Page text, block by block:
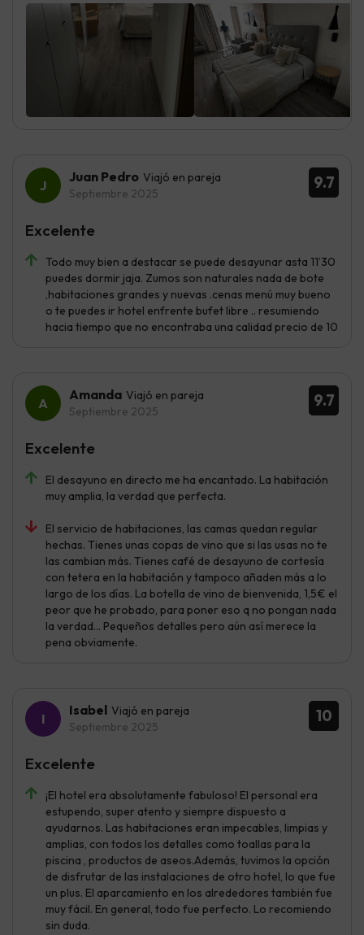
9.7
Juan Pedro Viajó en pareja
Septiembre 2025
Todo muy bien a destacar se puede desayunar asta 11’30
puedes dormir jaja. Zumos son naturales nada de bote
,habitaciones grandes y nuevas .cenas menú muy bueno
o te puedes ir hotel enfrente bufet libre .. resumiendo
hacia tiempo que no encontraba una calidad precio de 10
Excelente
9.7
Amanda Viajó en pareja
Septiembre 2025
El desayuno en directo me ha encantado. La habitación
muy amplia, la verdad que perfecta.
El servicio de habitaciones, las camas quedan regular
hechas. Tienes unas copas de vino que si las usas no te
las cambian más. Tienes café de desayuno de cortesía
con tetera en la habitación y tampoco añaden más a lo
largo de los días. La botella de vino de bienvenida, 1,5€ el
peor que he probado, para poner eso q no pongan nada
la verdad... Pequeños detalles pero aún así merece la
pena obviamente.
Excelente
10
Isabel Viajó en pareja
Septiembre 2025
¡El hotel era absolutamente fabuloso! El personal era
estupendo, super atento y siempre dispuesto a
ayudarnos. Las habitaciones eran impecables, limpias y
amplias, con todos los detalles como toallas para la
piscina , productos de aseos.Además, tuvimos la opción
de disfrutar de las instalaciones de otro hotel, lo que fue
un plus. El aparcamiento en los alrededores también fue
muy fácil. En general, todo fue perfecto. Lo recomiendo
sin duda.
Excelente